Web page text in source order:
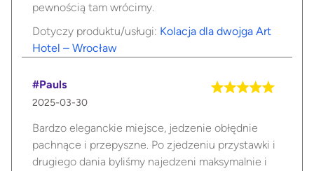
pewnością tam wrócimy.
Dotyczy produktu/usługi: Kolacja dla dwojga Art
Hotel – Wrocław
#Pauls
2025-03-30
Bardzo eleganckie miejsce, jedzenie obłędnie
pachnące i przepyszne. Po zjedzeniu przystawki i
drugiego dania byliśmy najedzeni maksymalnie i